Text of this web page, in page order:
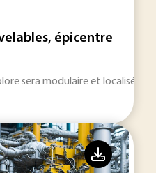
épicentre
sera modulaire et localisé.